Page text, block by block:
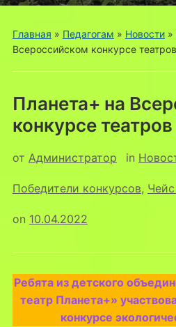
меню
Главная » Педагогам » Новости»
Всероссийском конкурсе театров
Планета+ на
конкурсе театров
от Администратор in
Победители конкурсов,
on 10.04.2022
Ребята из детского
театр Планета+»
конкурсе